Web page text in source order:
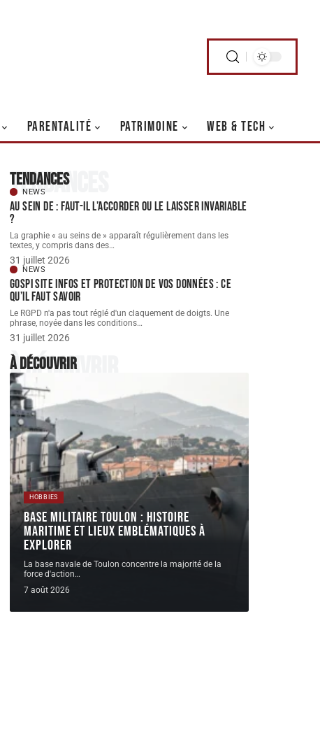
PARENTALITÉ PATRIMOINE WEB & TECH
Tendances
Tendances
NEWS
Au sein de : faut-il l’accorder ou le laisser invariable
?
La graphie « au seins de » apparaît régulièrement dans les
textes, y compris dans des…
31 juillet 2026
NEWS
Gospi site infos et protection de vos données : ce
qu’il faut savoir
Le RGPD n'a pas tout réglé d'un claquement de doigts. Une
phrase, noyée dans les conditions…
31 juillet 2026
À découvrir
À découvrir
HOBBIES
Base militaire Toulon : histoire
maritime et lieux emblématiques à
explorer
La base navale de Toulon concentre la majorité de la
force d'action…
7 août 2026